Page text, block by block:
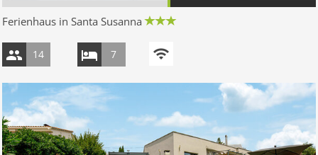
Ferienhaus in Santa Susanna
14 7